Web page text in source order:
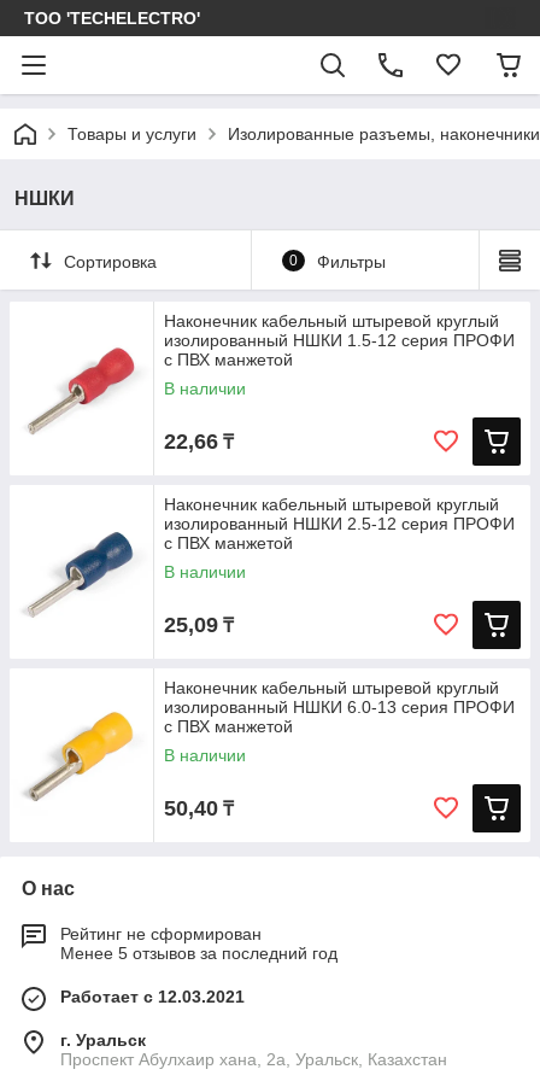
ТОО 'TECHELECTRO'
Товары и услуги Изолированные разъемы,
НШКИ
Сортировка 0 Фильтры
Наконечник кабельный штыревой круглый
изолированный НШКИ 1.5-12 серия ПРОФИ
с ПВХ манжетой
В наличии
22,66 ₸
Наконечник кабельный штыревой круглый
изолированный НШКИ 2.5-12 серия ПРОФИ
с ПВХ манжетой
В наличии
25,09 ₸
Наконечник кабельный штыревой круглый
изолированный НШКИ 6.0-13 серия ПРОФИ
с ПВХ манжетой
В наличии
50,40 ₸
О нас
Рейтинг не сформирован
Менее 5 отзывов за последний год
Работает с 12.03.2021
г. Уральск
Проспект Абулхаир хана, 2а, Уральск, Казахстан